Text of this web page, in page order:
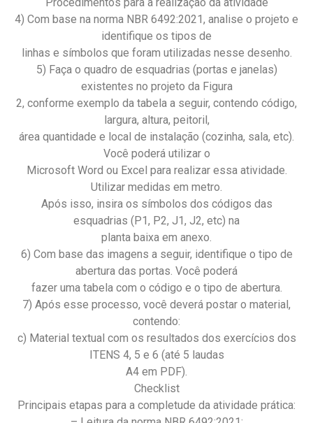
4) Com base na norma NBR 6492:2021, analise o projeto e
identifique os tipos de
linhas e símbolos que foram utilizadas nesse desenho.
5) Faça o quadro de esquadrias (portas e janelas)
existentes no projeto da Figura
2, conforme exemplo da tabela a seguir, contendo código,
largura, altura, peitoril,
área quantidade e local de instalação (cozinha, sala, etc).
Você poderá utilizar o
Microsoft Word ou Excel para realizar essa atividade.
Utilizar medidas em metro.
Após isso, insira os símbolos dos códigos das
esquadrias (P1, P2, J1, J2, etc) na
planta baixa em anexo.
6) Com base das imagens a seguir, identifique o tipo de
abertura das portas. Você poderá
fazer uma tabela com o código e o tipo de abertura.
7) Após esse processo, você deverá postar o material,
contendo:
c) Material textual com os resultados dos exercícios dos
ITENS 4, 5 e 6 (até 5 laudas
A4 em PDF).
Checklist
Principais etapas para a completude da atividade prática: